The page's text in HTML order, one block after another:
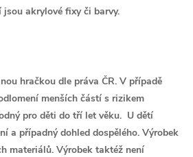
akrylové fixy či barvy.
hračkou dle práva ČR. V případě
menších částí s rizikem
pro děti do tří let věku. U dětí
a případný dohled dospělého. Výrobek
materiálů. Výrobek taktéž není